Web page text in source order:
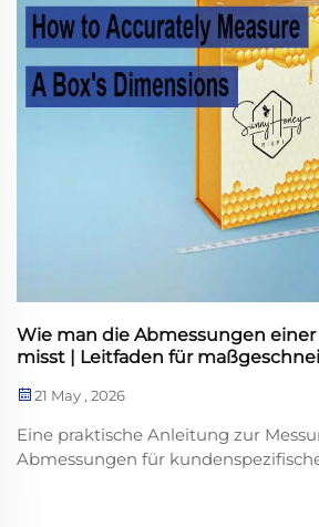
Wie man die Abmessungen
misst | Leitfaden für
21 May , 2026
Eine praktische Anleitung zur
Abmessungen für